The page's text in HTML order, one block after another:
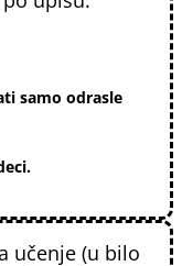
samo odrasle
učenje (u bilo